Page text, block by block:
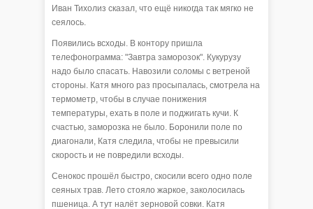
Иван Тихолиз сказал, что ещё никогда так мягко не
сеялось.
Появились всходы. В контору пришла
телефонограмма: "Завтра заморозок". Кукурузу
надо было спасать. Навозили соломы с ветреной
стороны. Катя много раз просыпалась, смотрела на
термометр, чтобы в случае понижения
температуры, ехать в поле и поджигать кучи. К
счастью, заморозка не было. Боронили поле по
диагонали, Катя следила, чтобы не превысили
скорость и не повредили всходы.
Сенокос прошёл быстро, скосили всего одно поле
сеяных трав. Лето стояло жаркое, заколосилась
пшеница. А тут налёт зерновой совки. Катя